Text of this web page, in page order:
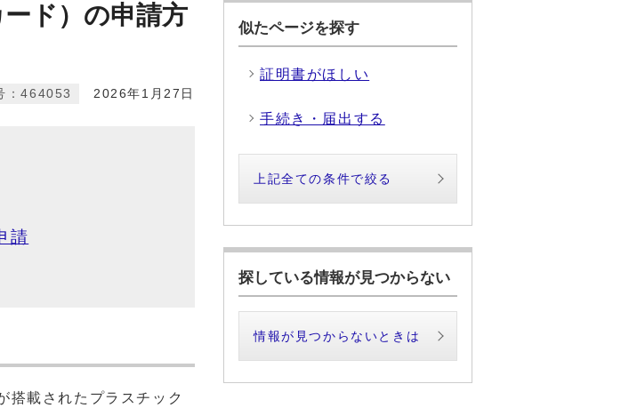
ド）の申請方
2026年1月27日
：464053
請
搭載されたプラスチック
似たページを探す
証明書がほしい
手続き・届出する
上記全ての条件で絞る
探している情報が見つからない
情報が見つからないときは